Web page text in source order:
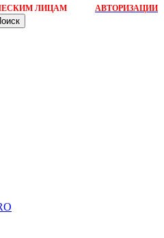
ЛИЦАМ АВТОРИЗАЦИИ